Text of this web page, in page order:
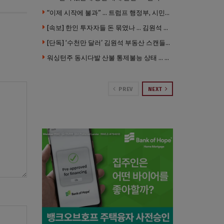
“이제 시작에 불과” … 트럼프 행정부, 시민권 박탈 본격화
[속보] 한인 투자자들 돈 묶였나 … 김원석 회사들 챕터7 강제파산·자진파산 잇따라 신청
[단독] ‘수천만 달러’ 김원석 부동산 스캔들 새 국면 … 한인 투자자들 소송 잇따라 ‘디폴트’ 절차
워싱턴주 동시다발 산불 통제불능 상태 … 이재민 수십만명
PREV NEXT